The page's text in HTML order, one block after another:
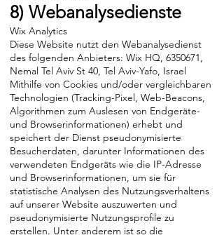
8) Webanalysedienste
Wix Analytics
Diese Website nutzt den Webanalysedienst
des folgenden Anbieters: Wix HQ, 6350671,
Nemal Tel Aviv St 40, Tel Aviv-Yafo, Israel
Mithilfe von Cookies und/oder vergleichbaren
Technologien (Tracking-Pixel, Web-Beacons,
Algorithmen zum Auslesen von Endgeräte-
und Browserinformationen) erhebt und
speichert der Dienst pseudonymisierte
Besucherdaten, darunter Informationen des
verwendeten Endgeräts wie die IP-Adresse
und Browserinformationen, um sie für
statistische Analysen des Nutzungsverhaltens
auf unserer Website auszuwerten und
pseudonymisierte Nutzungsprofile zu
erstellen. Unter anderem ist so die